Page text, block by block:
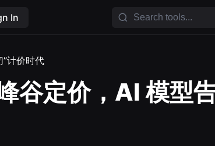
In
计价时代
谷定价，AI 模型